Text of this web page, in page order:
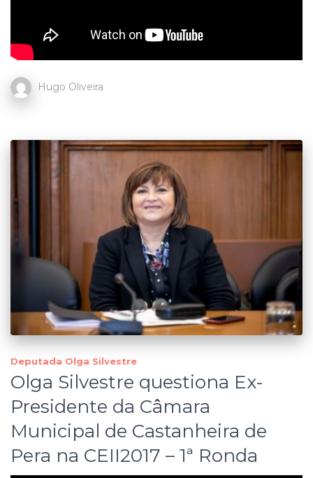
Hugo Oliveira
Deputada Olga Silvestre
Olga Silvestre questiona Ex-
Presidente da Câmara
Municipal de Castanheira de
Pera na CEII2017 – 1ª Ronda